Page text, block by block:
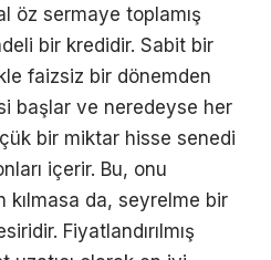
öz sermaye toplamış
bir kredidir. Sabit bir
faizsiz bir dönemden
başlar ve neredeyse her
bir miktar hisse senedi
içerir. Bu, onu
da, seyrelme bir
Fiyatlandırılmış